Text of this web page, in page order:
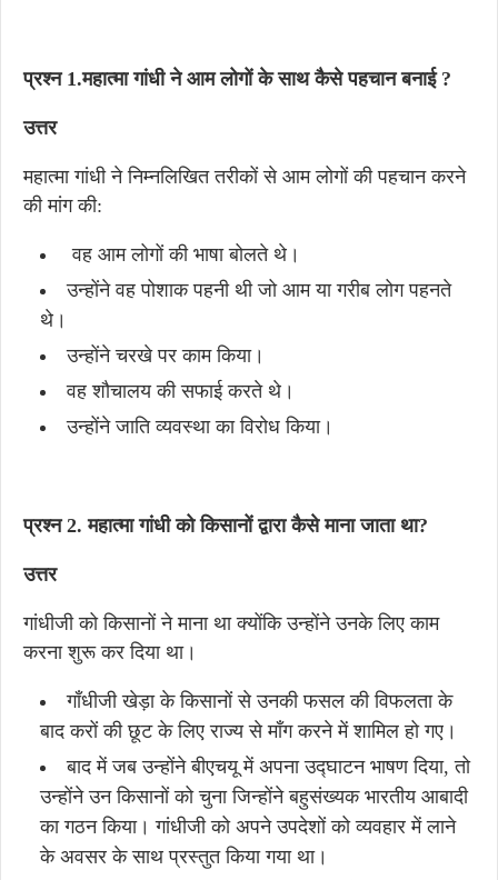
प्रश्न 1.महात्मा गांधी ने आम लोगों के साथ कैसे पहचान बनाई ?
उत्तर
महात्मा गांधी ने निम्नलिखित तरीकों से आम लोगों की पहचान करने
की मांग की:
वह आम लोगों की भाषा बोलते थे।
उन्होंने वह पोशाक पहनी थी जो आम या गरीब लोग पहनते
थे।
उन्होंने चरखे पर काम किया।
वह शौचालय की सफाई करते थे।
उन्होंने जाति व्यवस्था का विरोध किया।
प्रश्न 2. महात्मा गांधी को किसानों द्वारा कैसे माना जाता था?
उत्तर
गांधीजी को किसानों ने माना था क्योंकि उन्होंने उनके लिए काम
करना शुरू कर दिया था।
गाँधीजी खेड़ा के किसानों से उनकी फसल की विफलता के
बाद करों की छूट के लिए राज्य से माँग करने में शामिल हो गए।
बाद में जब उन्होंने बीएचयू में अपना उद्घाटन भाषण दिया, तो
उन्होंने उन किसानों को चुना जिन्होंने बहुसंख्यक भारतीय आबादी
का गठन किया। गांधीजी को अपने उपदेशों को व्यवहार में लाने
के अवसर के साथ प्रस्तुत किया गया था।